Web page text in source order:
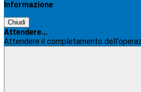
Informazione
Chiudi
Attendere...
Attendere il completamento